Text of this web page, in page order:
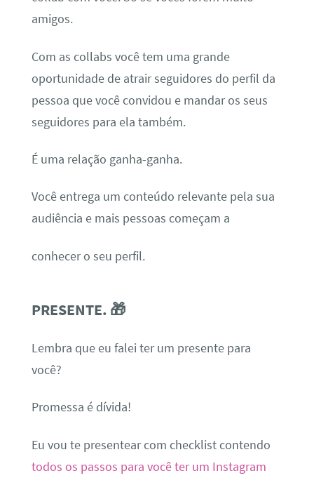
amigos.
Com as collabs você tem uma grande
oportunidade de atrair seguidores do perfil da
pessoa que você convidou e mandar os seus
seguidores para ela também.
É uma relação ganha-ganha.
Você entrega um conteúdo relevante pela sua
audiência e mais pessoas começam a
conhecer o seu perfil.
PRESENTE. 🎁
Lembra que eu falei ter um presente para
você?
Promessa é dívida!
Eu vou te presentear com checklist contendo
todos os passos para você ter um Instagram